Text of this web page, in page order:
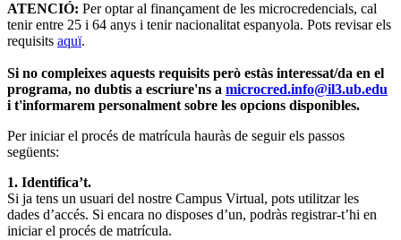
ATENCIÓ: Per optar al finançament de les microcredencials, cal
tenir entre 25 i 64 anys i tenir nacionalitat espanyola. Pots revisar els
requisits aquï.
Si no compleixes aquests requisits però estàs interessat/da en el
programa, no dubtis a escriure'ns a microcred.info@il3.ub.edu
i t'informarem personalment sobre les opcions disponibles.
Per iniciar el procés de matrícula hauràs de seguir els passos
següents:
1. Identifica’t.
Si ja tens un usuari del nostre Campus Virtual, pots utilitzar les
dades d’accés. Si encara no disposes d’un, podràs registrar-t’hi en
iniciar el procés de matrícula.